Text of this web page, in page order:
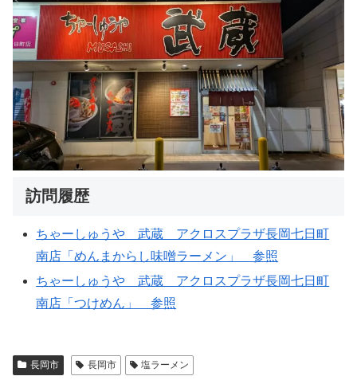
訪問履歴
ちゃーしゅうや 武蔵 アクロスプラザ長岡七日町
南店「めんまからし味噌ラーメン」 参照
ちゃーしゅうや 武蔵 アクロスプラザ長岡七日町
南店「つけめん」 参照
長岡市 長岡市 塩ラーメン